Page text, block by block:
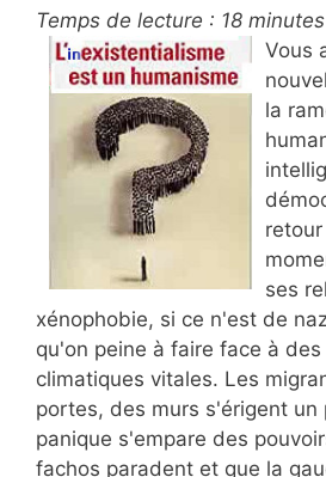
Temps de lecture : 18 minutes
Vous
la
ses
xénophobie, si ce n'est de
qu'on peine à faire face à des
climatiques vitales. Les
portes, des murs s'érigent un
panique s'empare des
fachos paradent et que la